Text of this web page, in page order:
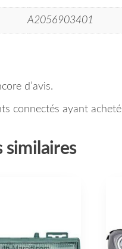
A2056903401
d’avis.
connectés ayant
similaires